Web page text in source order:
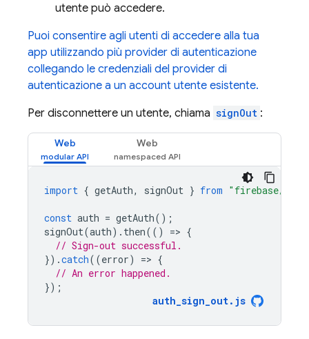
utente può accedere.
Puoi consentire agli utenti di accedere alla tua
app utilizzando più provider di autenticazione
collegando le credenziali del provider di
autenticazione a un account utente esistente.
Per disconnettere un utente, chiama signOut :
Web Web
import { getAuth, signOut } from "firebase/
const auth = getAuth();
signOut(auth). then(() => {
// Sign-out successful.
}).catch((error) => {
// An error happened.
});
auth_sign_out. js